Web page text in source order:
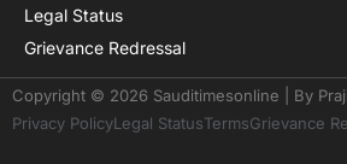
Legal Status
Grievance Redressal
Copyright © 2026 Sauditimesonline | By
Privacy PolicyLegal StatusTermsGrievance